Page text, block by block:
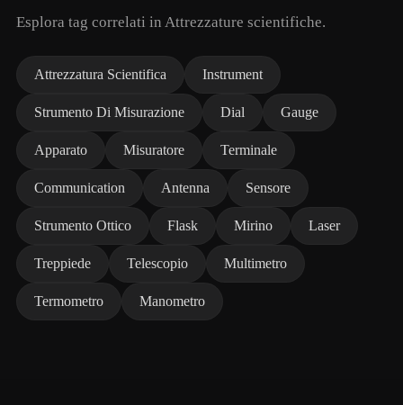
Esplora tag correlati in Attrezzature scientifiche.
Attrezzatura Scientifica Instrument
Strumento Di Misurazione Dial Gauge
Apparato Misuratore Terminale
Communication Antenna Sensore
Strumento Ottico Flask Mirino Laser
Treppiede Telescopio Multimetro
Termometro Manometro